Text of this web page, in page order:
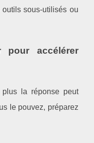
sous‑utilisés ou
pour accélérer
plus la réponse peut
le pouvez, préparez